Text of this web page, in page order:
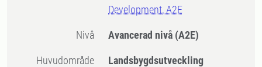
Development, A2E
Nivå Avancerad nivå (A2E)
Huvudområde Landsbygdsutveckling